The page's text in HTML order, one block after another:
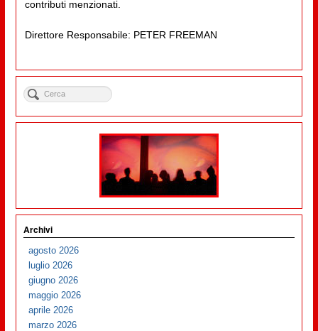
contributi menzionati.
Direttore Responsabile: PETER FREEMAN
Archivi
agosto 2026
luglio 2026
giugno 2026
maggio 2026
aprile 2026
marzo 2026